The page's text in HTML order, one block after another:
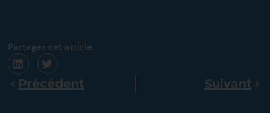
Partagez cet article
Précédent Suivant